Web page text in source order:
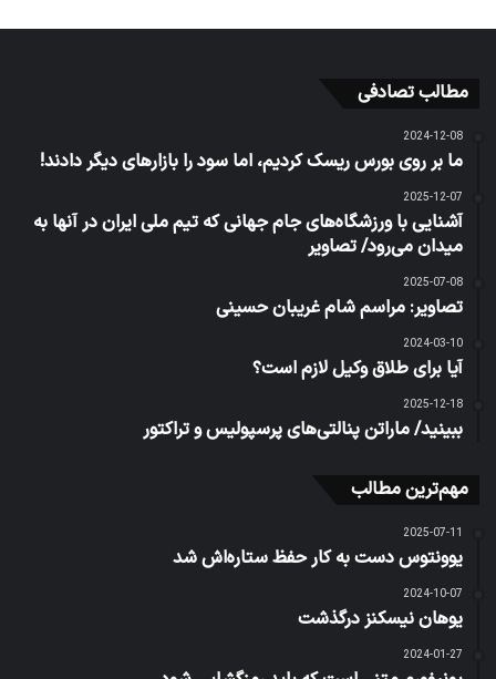
مطالب تصادفی
2024-12-08
ما بر روی بورس ریسک کردیم، اما سود را بازار‌های دیگر دادند!
2025-12-07
آشنایی با ورزشگاه‌های جام جهانی که تیم ملی ایران در آنها به
میدان می‌رود/ تصاویر
2025-07-08
تصاویر: مراسم شام غریبان حسینی
2024-03-10
آیا برای طلاق وکیل لازم است؟
2025-12-18
ببینید/ ماراتن پنالتی‌های پرسپولیس و تراکتور
مهم‌ترین مطالب
2025-07-11
یوونتوس دست به کار حفظ ستاره‌اش شد
2024-10-07
یوهان نیسکنز درگذشت
2024-01-27